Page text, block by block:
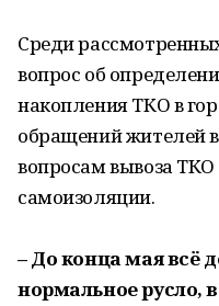
Среди
вопрос об
накопления ТКО в
обращений жителей
вопросам вывоза
самоизоляции.
– До конца мая всё
нормальное русло,